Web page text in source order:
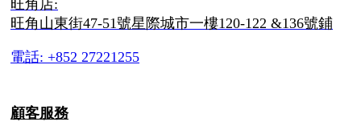
旺角店:
旺角山東街47-51號星際城市一樓120-122 &136號鋪
電話: +852 27221255
顧客服務